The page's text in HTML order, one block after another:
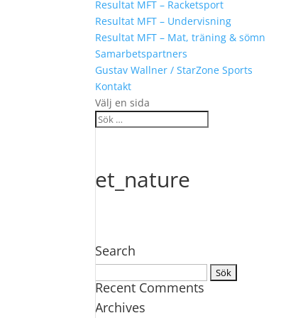
Resultat MFT – Racketsport
Resultat MFT – Undervisning
Resultat MFT – Mat, träning & sömn
Samarbetspartners
Gustav Wallner / StarZone Sports
Kontakt
Välj en sida
et_nature
Search
efter:
Recent Comments
Archives